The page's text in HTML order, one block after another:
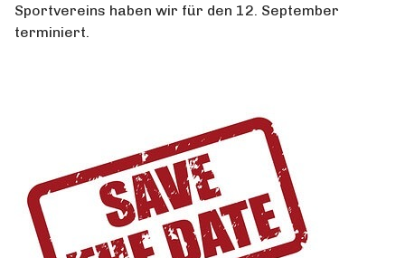
Sportvereins haben wir für den 12. September
terminiert.